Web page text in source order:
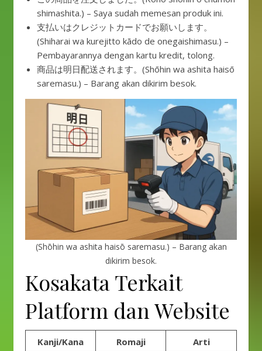
shimashita.) – Saya sudah memesan produk ini.
支払いはクレジットカードでお願いします。
(Shiharai wa kurejitto kādo de onegaishimasu.) –
Pembayarannya dengan kartu kredit, tolong.
商品は明日配送されます。(Shōhin wa ashita haisō
saremasu.) – Barang akan dikirim besok.
(Shōhin wa ashita haisō saremasu.) – Barang akan
dikirim besok.
Kosakata Terkait
Platform dan Website
Kanji/Kana Romaji
Arti